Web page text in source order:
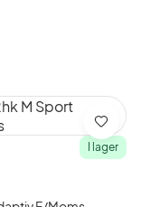
I lager
Spara